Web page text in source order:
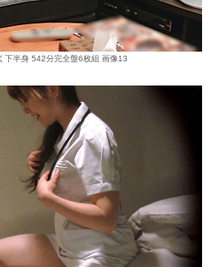
下半身 542分完全盤6枚組 画像13